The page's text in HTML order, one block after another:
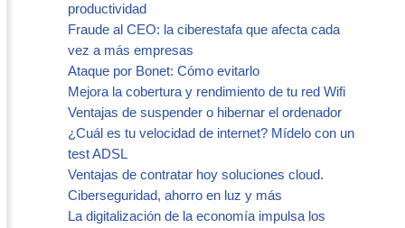
productividad
Fraude al CEO: la ciberestafa que afecta cada
vez a más empresas
Ataque por Bonet: Cómo evitarlo
Mejora la cobertura y rendimiento de tu red Wifi
Ventajas de suspender o hibernar el ordenador
¿Cuál es tu velocidad de internet? Mídelo con un
test ADSL
Ventajas de contratar hoy soluciones cloud.
Ciberseguridad, ahorro en luz y más
La digitalización de la economía impulsa los